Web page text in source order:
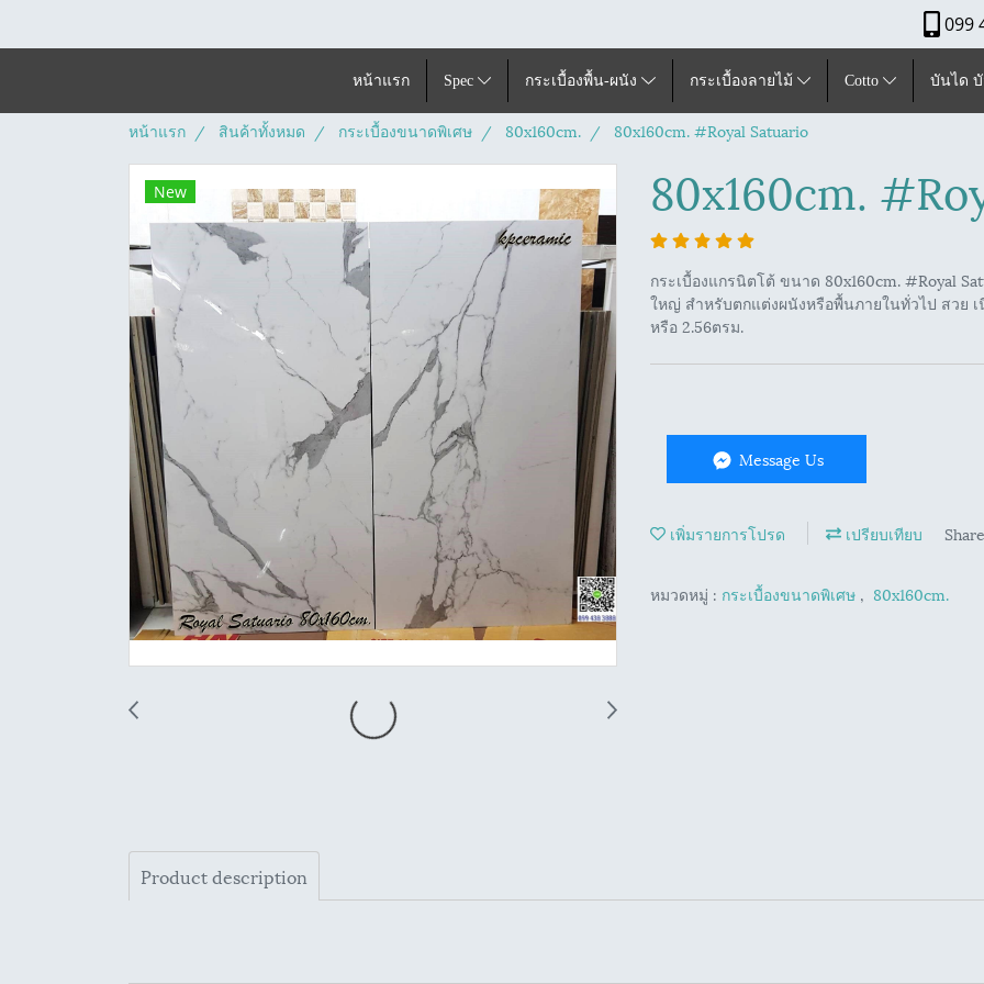
099
หน้าแรก Spec กระเบื้องพื้น-ผนัง กระเบื้องลายไม้ Cotto บันได
หน้าแรก สินค้าทั้งหมด กระเบื้องขนาดพิเศษ 80x160cm. 80x160cm. #Royal Satuario
New 80x160cm.
กระเบื้องแกรนิตโต้ ขนาด 80x160cm. #Royal
ใหญ่ สำหรับตกแต่งผนังหรือพื้นภายในทั่วไป สวย
หรือ 2.56ตรม.
Message Us
เพิ่มรายการโปรด เปรียบเทียบ Share
หมวดหมู่ : กระเบื้องขนาดพิเศษ , 80x160cm.
Product description